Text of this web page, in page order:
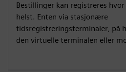
Bestillinger kan registreres
helst. Enten via stasjonære
tidsregistreringsterminaler, på
den virtuelle terminalen eller